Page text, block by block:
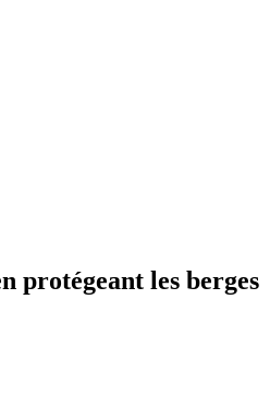
protégeant les berges